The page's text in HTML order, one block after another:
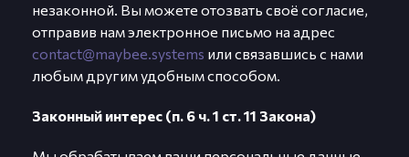
незаконной. Вы можете отозвать своё согласие,
отправив нам электронное письмо на адрес
contact@maybee.systems или связавшись с нами
любым другим удобным способом.
Законный интерес (п. 6 ч. 1 ст. 11 Закона)